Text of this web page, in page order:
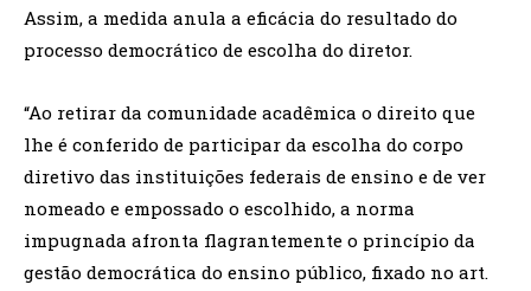
Assim, a medida anula a eficácia do resultado do
processo democrático de escolha do diretor.
“Ao retirar da comunidade acadêmica o direito que
lhe é conferido de participar da escolha do corpo
diretivo das instituições federais de ensino e de ver
nomeado e empossado o escolhido, a norma
impugnada afronta flagrantemente o princípio da
gestão democrática do ensino público, fixado no art.